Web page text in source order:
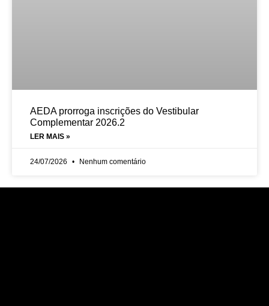
AEDA prorroga inscrições do Vestibular
Complementar 2026.2
LER MAIS »
24/07/2026 Nenhum comentário